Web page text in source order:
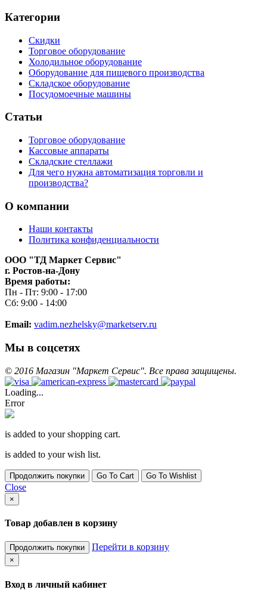
Категории
Скидки
Торговое оборудование
Холодильное оборудование
Оборудование для пищевого производства
Складское оборудование
Посудомоечные машины
Статьи
Торговое оборудование
Кассовые аппараты
Складские стеллажи
Для чего нужна автоматизация торговли и
производства?
О компании
Наши контакты
Политика конфиденциальности
ООО "ТД Маркет Сервис"
г. Ростов-на-Дону
Время работы:
Пн - Пт: 9:00 - 17:00
Сб: 9:00 - 14:00
Email: vadim.nezhelsky@marketserv.ru
Мы в соцсетях
© 2016 Магазин "Маркет Сервис". Все права защищены.
Loading...
Error
is added to your shopping cart.
is added to your wish list.
Продолжить покупки Go To Cart Go To Wishlist
Close
×
Товар добавлен в корзину
Продолжить покупки Перейти в корзину
×
Вход в личный кабинет